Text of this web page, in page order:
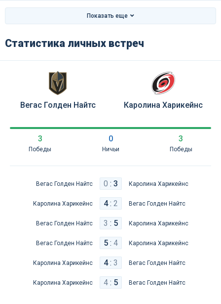
Показать еще
Статистика личных встреч
Вегас Голден Найтс
3
Победы
0
Ничьи
3
Победы
Каролина Харикейнс
Вегас Голден Найтс 0 : 3 Каролина Харикейнс
Каролина Харикейнс 4: 2 Вегас Голден Найтс
Вегас Голден Найтс 3 : 5 Каролина Харикейнс
Вегас Голден Найтс 5: 4 Каролина Харикейнс
Каролина Харикейнс 4: 3 Вегас Голден Найтс
Каролина Харикейнс 4: 5 Вегас Голден Найтс